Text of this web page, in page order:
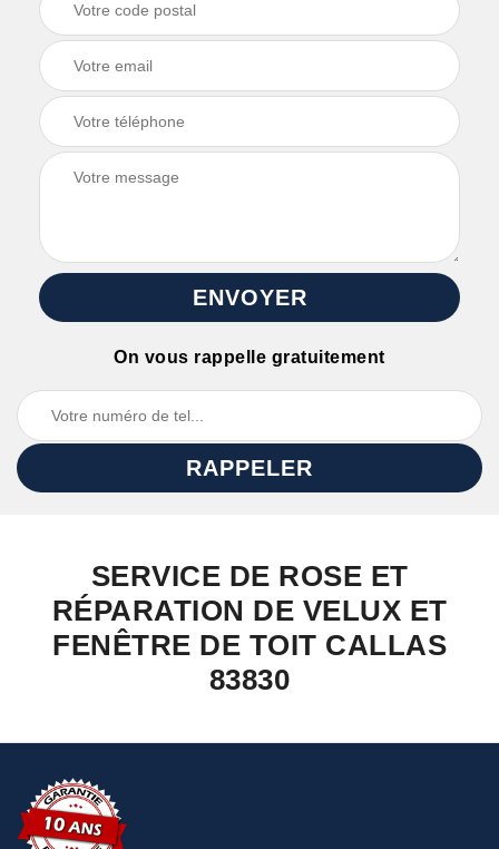
On vous rappelle gratuitement
SERVICE DE ROSE ET
RÉPARATION DE VELUX ET
FENÊTRE DE TOIT CALLAS
83830